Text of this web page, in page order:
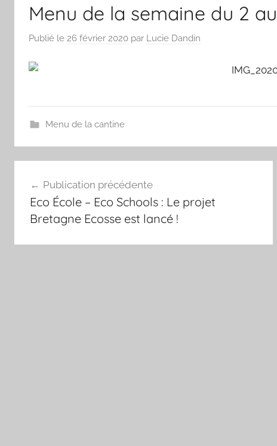
Menu de la semaine du 2
Publié le 26 février 2020 par Lucie Dandin
Menu de la cantine
de
l’article
Publication précédente
Eco École – Eco Schools : Le projet
Bretagne Ecosse est lancé !